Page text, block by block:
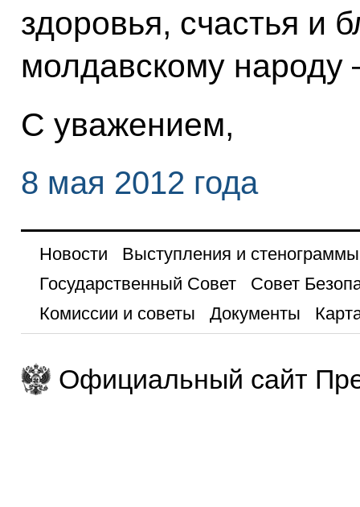
здоровья, счастья и
молдавскому народу
С уважением,
8 мая 2012 года
Новости
Выступления и стенограммы
Государственный Совет
Совет
Комиссии и советы
Документы
Официальный сайт